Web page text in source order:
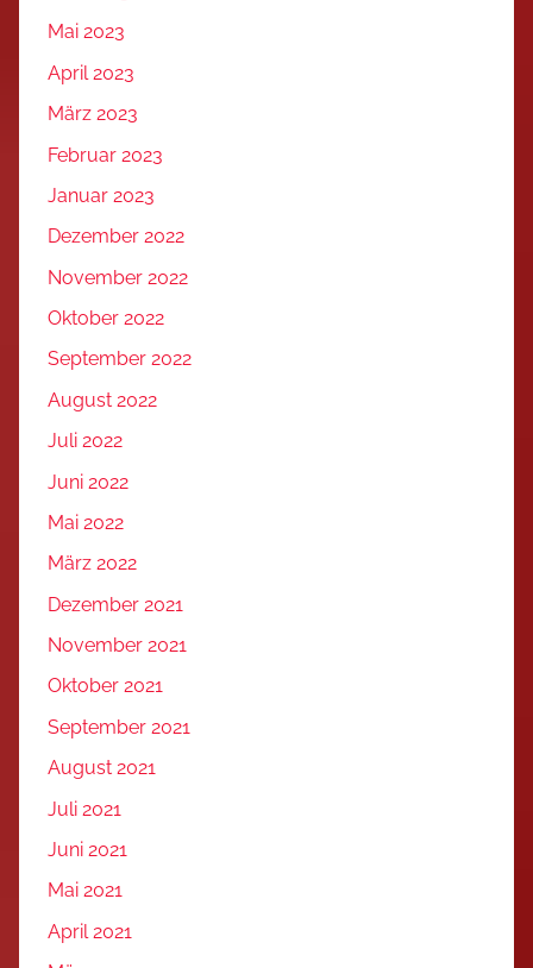
Mai 2023
April 2023
März 2023
Februar 2023
Januar 2023
Dezember 2022
November 2022
Oktober 2022
September 2022
August 2022
Juli 2022
Juni 2022
Mai 2022
März 2022
Dezember 2021
November 2021
Oktober 2021
September 2021
August 2021
Juli 2021
Juni 2021
Mai 2021
April 2021